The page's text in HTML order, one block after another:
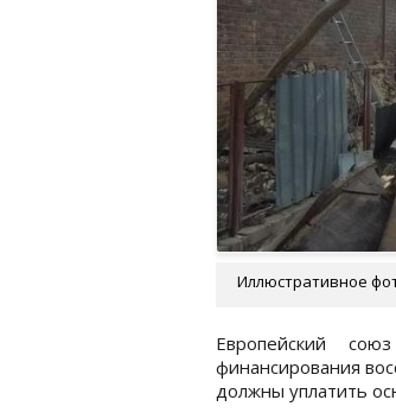
Иллюстративное
Европейский
финансирования
должны уплатить